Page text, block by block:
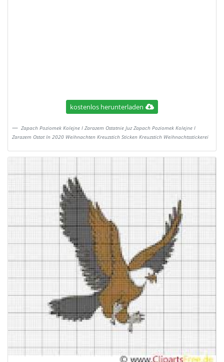
kostenlos herunterladen
Zapach Poziomek Kolejne I Zarazem Ostatnie Juz Zapach Poziomek Kolejne I
Zarazem Ostat In 2020 Weihnachten Kreuzstich Sticken Kreuzstich Weihnachtsstickerei